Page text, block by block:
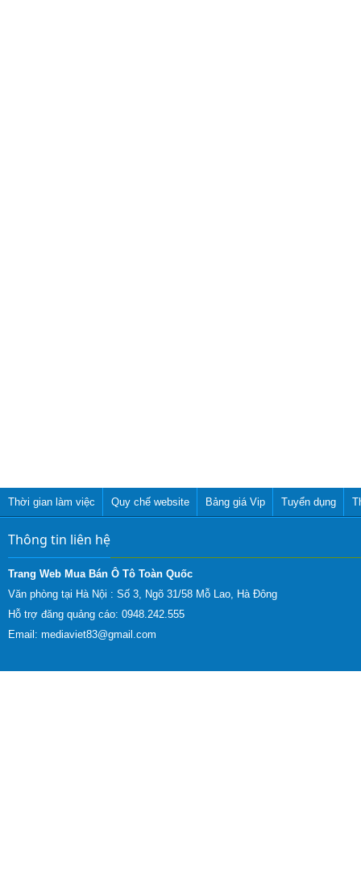
Thời gian làm việc Quy chế website Bảng giá Vip Tuyển dụng
Thông tin liên hệ
Trang Web Mua Bán Ô Tô Toàn Quốc
Văn phòng tại Hà Nội : Số 3, Ngõ 31/58 Mỗ Lao, Hà Đông
Hỗ trợ đăng quảng cáo: 0948.242.555
Email: mediaviet83@gmail.com